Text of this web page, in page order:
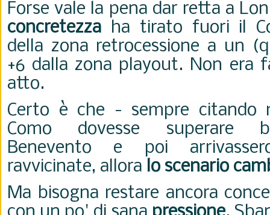
Forse vale la pena dar retta a
concretezza ha tirato fuori il
della zona retrocessione a un
+6 dalla zona playout. Non era
atto.
Certo è che - sempre citando
Como dovesse superare
Benevento e poi
ravvicinate, allora lo scenario
Ma bisogna restare ancora